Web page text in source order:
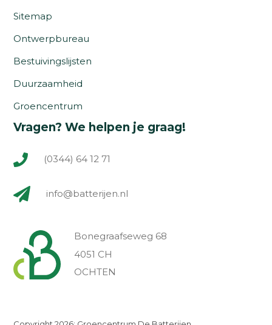
Sitemap
Ontwerpbureau
Bestuivingslijsten
Duurzaamheid
Groencentrum
Vragen? We helpen je graag!
(0344) 64 12 71
info@batterijen.nl
Bonegraafseweg 68
4051 CH
OCHTEN